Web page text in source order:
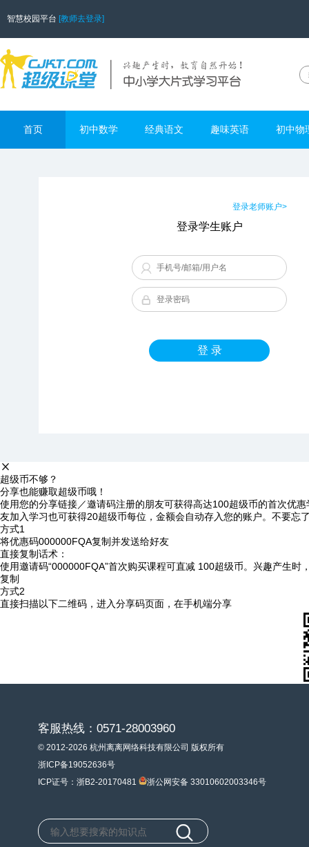
智慧校园平台 [教师去登录]
首页 初中数学 经典语文 趣味英语 初中物
登录老师账户>
登录学生账户
登 录
超级币不够？
分享也能赚取超级币哦！
使用您的分享链接／邀请码注册的朋友可获得高达100超级币的首次优
友加入学习也可获得20超级币每位，金额会自动存入您的账户。不要忘
方式1
将优惠码000000FQA复制并发送给好友
直接复制话术：
使用邀请码“000000FQA”首次购买课程可直减 100超级币。兴趣产生时
复制
方式2
直接扫描以下二维码，进入分享码页面，在手机端分享
客服热线：0571-28003960
© 2012-2026 杭州离离网络科技有限公司 版权所有
浙ICP备19052636号
ICP证号：浙B2-20170481
浙公网安备 33010602003346号